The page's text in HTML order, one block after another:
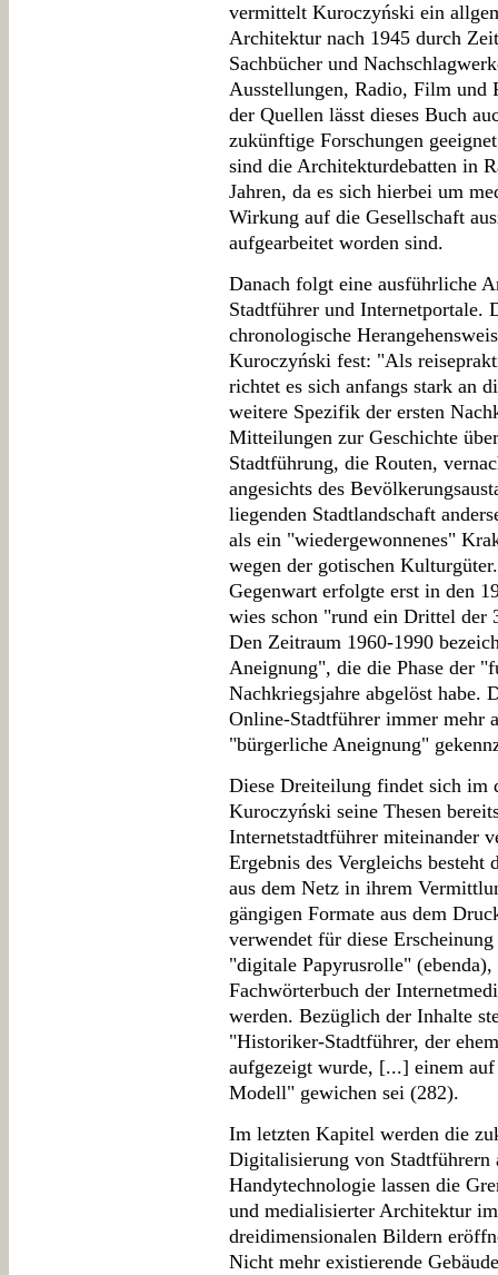
vermittelt Kuroczyński ein
Architektur nach 1945 durch
Sachbücher und
Ausstellungen, Radio, Film und
der Quellen lässt dieses Buch
zukünftige Forschungen
sind die Architekturdebatten in
Jahren, da es sich hierbei um
Wirkung auf die Gesellschaft
aufgearbeitet worden sind.
Danach folgt eine ausführliche
Stadtführer und Internetportale.
chronologische
Kuroczyński fest: "Als
richtet es sich anfangs stark an
weitere Spezifik der ersten
Mitteilungen zur Geschichte
Stadtführung, die Routen,
angesichts des
liegenden Stadtlandschaft
als ein "wiedergewonnenes"
wegen der gotischen
Gegenwart erfolgte erst in den
wies schon "rund ein Drittel der
Den Zeitraum 1960-1990
Aneignung", die die Phase der
Nachkriegsjahre abgelöst habe.
Online-Stadtführer immer mehr
"bürgerliche Aneignung"
Diese Dreiteilung findet sich im
Kuroczyński seine Thesen
Internetstadtführer miteinander
Ergebnis des Vergleichs
aus dem Netz in ihrem
gängigen Formate aus dem
verwendet für diese
"digitale Papyrusrolle"
Fachwörterbuch der
werden. Bezüglich der Inhalte
"Historiker-Stadtführer, der
aufgezeigt wurde, [...] einem auf
Modell" gewichen sei (282).
Im letzten Kapitel werden die
Digitalisierung von
Handytechnologie lassen die
und medialisierter Architektur
dreidimensionalen Bildern
Nicht mehr existierende